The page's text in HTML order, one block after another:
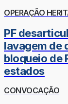
OPERAÇÃO
PF
lavagem de
bloqueio de
estados
CONVOCAÇÃO